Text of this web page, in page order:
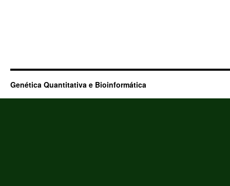
Genética Quantitativa e Bioinformática